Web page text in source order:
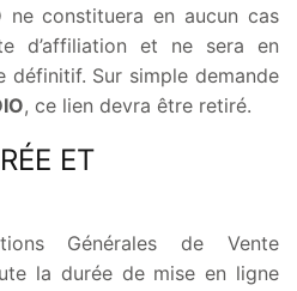
ne constituera en aucun cas
d’affiliation et ne sera en
définitif. Sur simple demande
, ce lien devra être retiré.
ET
Générales de Vente
la durée de mise en ligne